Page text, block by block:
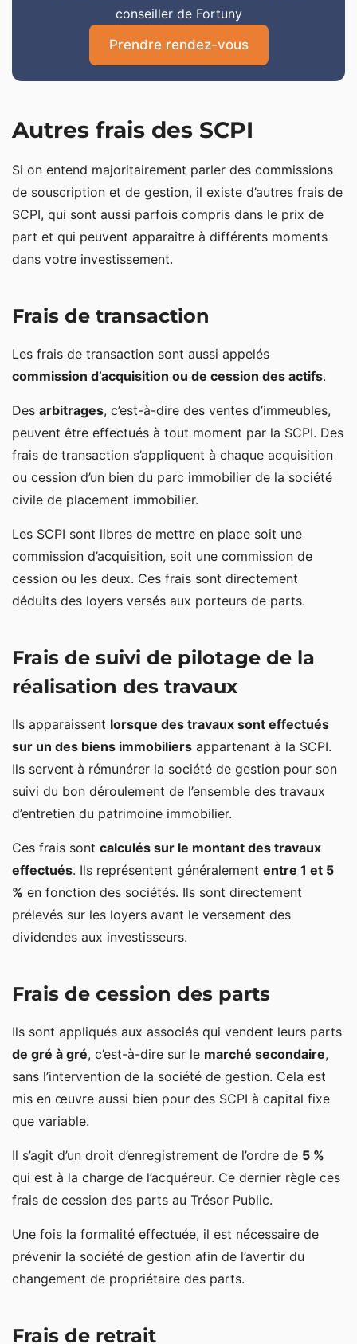
conseiller de Fortuny
Prendre rendez-vous
Autres frais des SCPI
Si on entend majoritairement parler des commissions
de souscription et de gestion, il existe d’autres frais de
SCPI, qui sont aussi parfois compris dans le prix de
part et qui peuvent apparaître à différents moments
dans votre investissement.
Frais de transaction
Les frais de transaction sont aussi appelés
commission d’acquisition ou de cession des actifs.
Des arbitrages, c’est-à-dire des ventes d’immeubles,
peuvent être effectués à tout moment par la SCPI. Des
frais de transaction s’appliquent à chaque acquisition
ou cession d’un bien du parc immobilier de la société
civile de placement immobilier.
Les SCPI sont libres de mettre en place soit une
commission d’acquisition, soit une commission de
cession ou les deux. Ces frais sont directement
déduits des loyers versés aux porteurs de parts.
Frais de suivi de pilotage de la
réalisation des travaux
Ils apparaissent lorsque des travaux sont effectués
sur un des biens immobiliers appartenant à la SCPI.
Ils servent à rémunérer la société de gestion pour son
suivi du bon déroulement de l’ensemble des travaux
d’entretien du patrimoine immobilier.
Ces frais sont calculés sur le montant des travaux
effectués. Ils représentent généralement entre 1 et 5
% en fonction des sociétés. Ils sont directement
prélevés sur les loyers avant le versement des
dividendes aux investisseurs.
Frais de cession des parts
Ils sont appliqués aux associés qui vendent leurs parts
de gré à gré, c’est-à-dire sur le marché secondaire,
sans l’intervention de la société de gestion. Cela est
mis en œuvre aussi bien pour des SCPI à capital fixe
que variable.
Il s’agit d’un droit d’enregistrement de l’ordre de 5 %
qui est à la charge de l’acquéreur. Ce dernier règle ces
frais de cession des parts au Trésor Public.
Une fois la formalité effectuée, il est nécessaire de
prévenir la société de gestion afin de l’avertir du
changement de propriétaire des parts.
Frais de retrait